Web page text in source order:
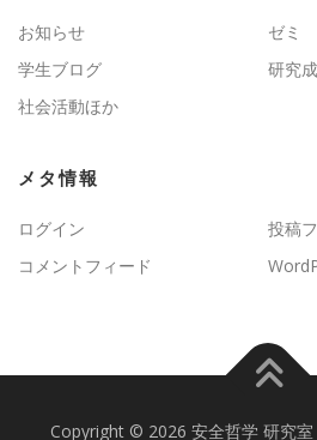
お知らせ
ゼミ
学生ブログ
研究
社会活動ほか
メタ情報
ログイン
投稿
コメントフィード
Copyright © 2026 安全哲学 研究室